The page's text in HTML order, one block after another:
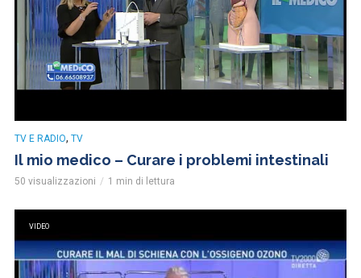
TV E RADIO, TV
Il mio medico – Curare i problemi intestinali
50 visualizzazioni 1 min di lettura
VIDEO